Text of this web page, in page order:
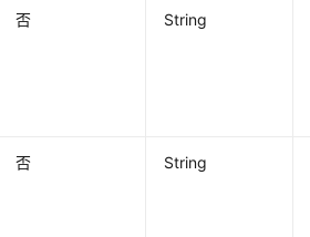
否 String
否 String